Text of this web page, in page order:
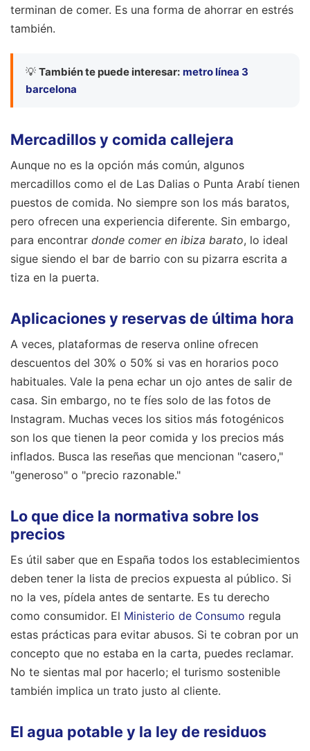
terminan de comer. Es una forma de ahorrar en estrés
también.
💡 También te puede interesar: metro línea 3
barcelona
Mercadillos y comida callejera
Aunque no es la opción más común, algunos
mercadillos como el de Las Dalias o Punta Arabí tienen
puestos de comida. No siempre son los más baratos,
pero ofrecen una experiencia diferente. Sin embargo,
para encontrar donde comer en ibiza barato, lo ideal
sigue siendo el bar de barrio con su pizarra escrita a
tiza en la puerta.
Aplicaciones y reservas de última hora
A veces, plataformas de reserva online ofrecen
descuentos del 30% o 50% si vas en horarios poco
habituales. Vale la pena echar un ojo antes de salir de
casa. Sin embargo, no te fíes solo de las fotos de
Instagram. Muchas veces los sitios más fotogénicos
son los que tienen la peor comida y los precios más
inflados. Busca las reseñas que mencionan "casero,"
"generoso" o "precio razonable."
Lo que dice la normativa sobre los
precios
Es útil saber que en España todos los establecimientos
deben tener la lista de precios expuesta al público. Si
no la ves, pídela antes de sentarte. Es tu derecho
como consumidor. El Ministerio de Consumo regula
estas prácticas para evitar abusos. Si te cobran por un
concepto que no estaba en la carta, puedes reclamar.
No te sientas mal por hacerlo; el turismo sostenible
también implica un trato justo al cliente.
El agua potable y la ley de residuos